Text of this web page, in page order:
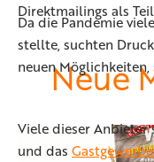
Direktmailings als
Neue
Da die Pandemie
stellte, suchten
neuen
Viele dieser
und das Gastgewerbe